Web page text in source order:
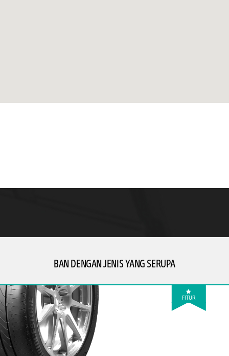
BAN DENGAN JENIS YANG SERUPA
FITUR